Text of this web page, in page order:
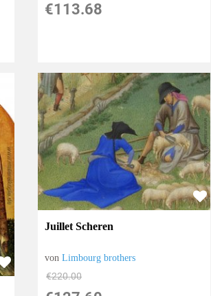
€113.68
Juillet Scheren
vonLimbourg brothers
€220.00